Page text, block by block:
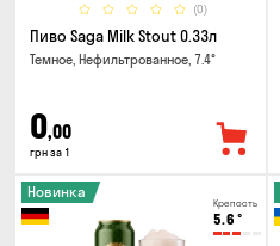
(0)
Пиво Saga Milk Stout 0.33л
Темное, Нефильтрованное, 7.4°
0,00
грн за 1
Крепость
5.6 °
Новинка